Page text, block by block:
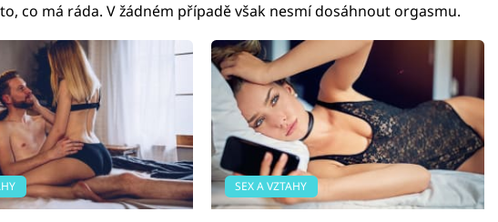
co má ráda. V žádném případě však nesmí dosáhnout orgasmu.
SEX A VZTAHY